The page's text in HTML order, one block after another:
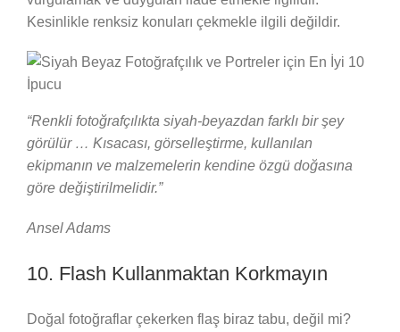
Kesinlikle renksiz konuları çekmekle ilgili değildir.
“Renkli fotoğrafçılıkta siyah-beyazdan farklı bir şey
görülür … Kısacası, görselleştirme, kullanılan
ekipmanın ve malzemelerin kendine özgü doğasına
göre değiştirilmelidir.”
Ansel Adams
10. Flash Kullanmaktan Korkmayın
Doğal fotoğraflar çekerken flaş biraz tabu, değil mi?